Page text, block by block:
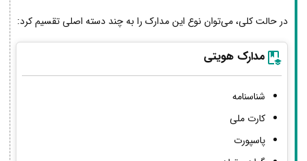
در حالت کلی، می‌توان نوع این مدارک را به چند دسته اصلی تقسیم کرد:
مدارک هویتی
شناسنامه
کارت ملی
پاسپورت